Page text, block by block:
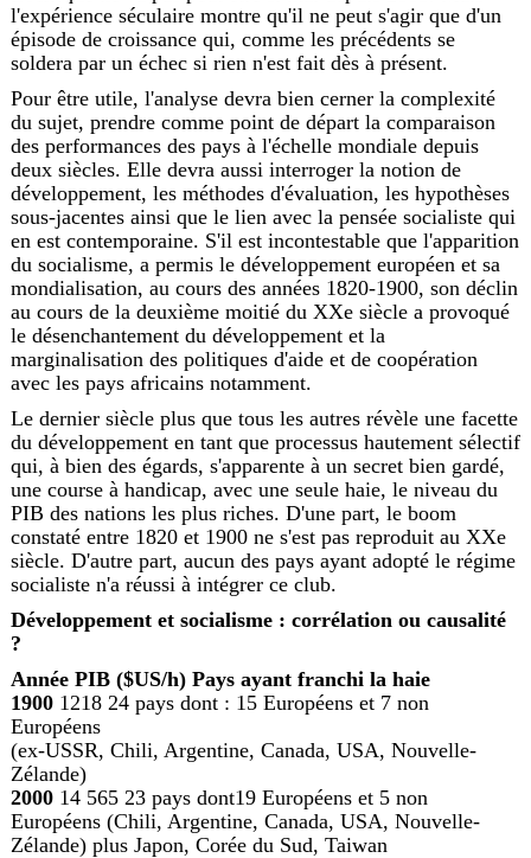
l'expérience séculaire montre qu'il ne peut s'agir que d'un
épisode de croissance qui, comme les précédents se
soldera par un échec si rien n'est fait dès à présent.
Pour être utile, l'analyse devra bien cerner la complexité
du sujet, prendre comme point de départ la comparaison
des performances des pays à l'échelle mondiale depuis
deux siècles. Elle devra aussi interroger la notion de
développement, les méthodes d'évaluation, les hypothèses
sous-jacentes ainsi que le lien avec la pensée socialiste qui
en est contemporaine. S'il est incontestable que l'apparition
du socialisme, a permis le développement européen et sa
mondialisation, au cours des années 1820-1900, son déclin
au cours de la deuxième moitié du XXe siècle a provoqué
le désenchantement du développement et la
marginalisation des politiques d'aide et de coopération
avec les pays africains notamment.
Le dernier siècle plus que tous les autres révèle une facette
du développement en tant que processus hautement sélectif
qui, à bien des égards, s'apparente à un secret bien gardé,
une course à handicap, avec une seule haie, le niveau du
PIB des nations les plus riches. D'une part, le boom
constaté entre 1820 et 1900 ne s'est pas reproduit au XXe
siècle. D'autre part, aucun des pays ayant adopté le régime
socialiste n'a réussi à intégrer ce club.
Développement et socialisme : corrélation ou causalité
?
Année PIB ($US/h) Pays ayant franchi la haie
1900 1218 24 pays dont : 15 Européens et 7 non
Européens
(ex-USSR, Chili, Argentine, Canada, USA, Nouvelle-
Zélande)
2000 14 565 23 pays dont19 Européens et 5 non
Européens (Chili, Argentine, Canada, USA, Nouvelle-
Zélande) plus Japon, Corée du Sud, Taiwan